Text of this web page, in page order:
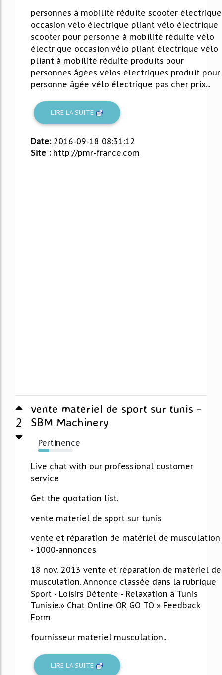
personnes à mobilité réduite scooter électrique
occasion vélo électrique pliant vélo électrique
scooter pour personne à mobilité réduite vélo
électrique occasion vélo pliant électrique vélo
pliant à mobilité réduite produits pour
personnes âgées vélos électriques produit pour
personne âgée vélo électrique pas cher prix...
LIRE LA SUITE
Date: 2016-09-18 08:31:12
Site : http://pmr-france.com
2
vente materiel de sport sur tunis -
SBM Machinery
Pertinence
31%
Live chat with our professional customer
service
Get the quotation list.
vente materiel de sport sur tunis
vente et réparation de matériel de musculation
- 1000-annonces
18 nov. 2013 vente et réparation de matériel de
musculation. Annonce classée dans la rubrique
Sport - Loisirs Détente - Relaxation à Tunis
Tunisie.» Chat Online OR GO TO » Feedback
Form
fournisseur materiel musculation...
LIRE LA SUITE